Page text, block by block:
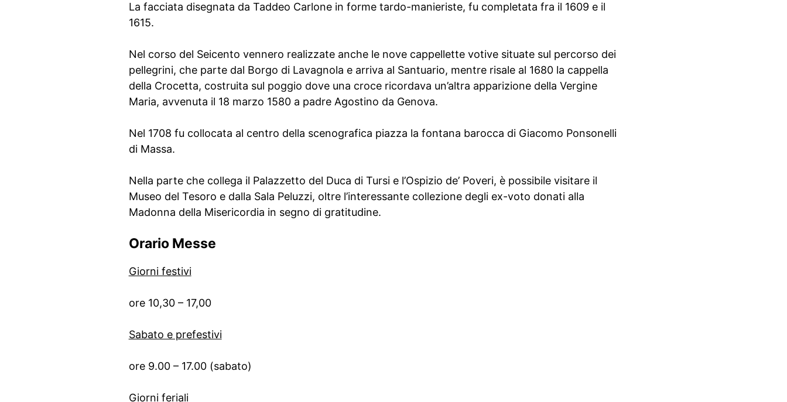
La facciata disegnata da Taddeo Carlone in forme tardo-manieriste, fu completata fra il 1609 e il
1615.
Nel corso del Seicento vennero realizzate anche le nove cappellette votive situate sul percorso dei
pellegrini, che parte dal Borgo di Lavagnola e arriva al Santuario, mentre risale al 1680 la cappella
della Crocetta, costruita sul poggio dove una croce ricordava un’altra apparizione della Vergine
Maria, avvenuta il 18 marzo 1580 a padre Agostino da Genova.
Nel 1708 fu collocata al centro della scenografica piazza la fontana barocca di Giacomo Ponsonelli
di Massa.
Nella parte che collega il Palazzetto del Duca di Tursi e l’Ospizio de’ Poveri, è possibile visitare il
Museo del Tesoro e dalla Sala Peluzzi, oltre l’interessante collezione degli ex-voto donati alla
Madonna della Misericordia in segno di gratitudine.
Orario Messe
Giorni festivi
ore 10,30 – 17,00
Sabato e prefestivi
ore 9.00 – 17.00 (sabato)
Giorni feriali